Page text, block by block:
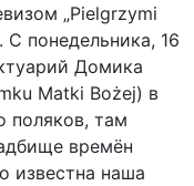
„Pielgrzymi
понедельника, 16
Домика
Matki Bożej) в
поляков, там
времён
известна наша